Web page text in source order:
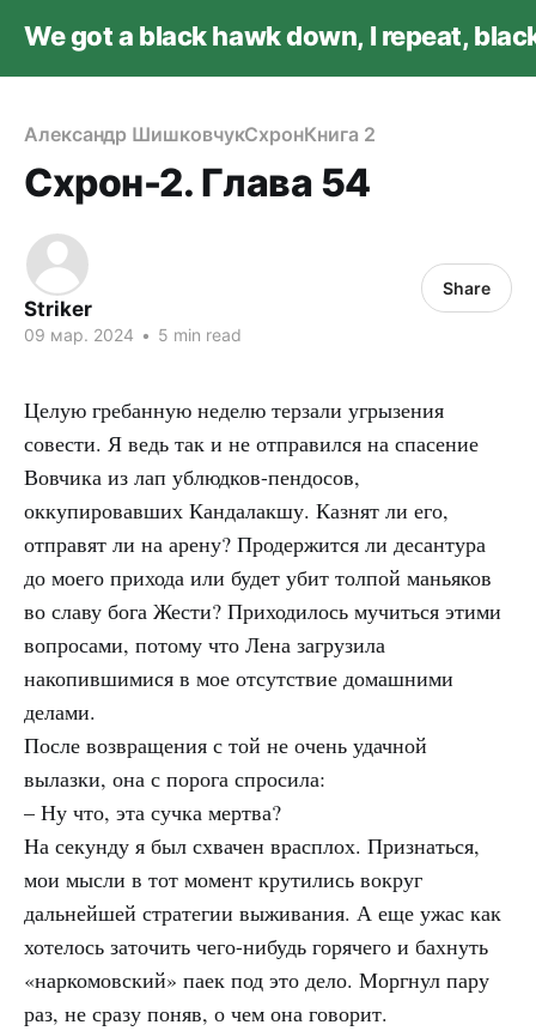
We got a black hawk down, I repeat,
Александр ШишковчукСхронКнига 2
Схрон-2. Глава 54
Striker
09 мар. 2024 • 5 min read
Share
Целую гребанную неделю терзали угрызения
совести. Я ведь так и не отправился на спасение
Вовчика из лап ублюдков-пендосов,
оккупировавших Кандалакшу. Казнят ли его,
отправят ли на арену? Продержится ли десантура
до моего прихода или будет убит толпой маньяков
во славу бога Жести? Приходилось мучиться этими
вопросами, потому что Лена загрузила
накопившимися в мое отсутствие домашними
делами.
После возвращения с той не очень удачной
вылазки, она с порога спросила:
– Ну что, эта сучка мертва?
На секунду я был схвачен врасплох. Признаться,
мои мысли в тот момент крутились вокруг
дальнейшей стратегии выживания. А еще ужас как
хотелось заточить чего-нибудь горячего и бахнуть
«наркомовский» паек под это дело. Моргнул пару
раз, не сразу поняв, о чем она говорит.